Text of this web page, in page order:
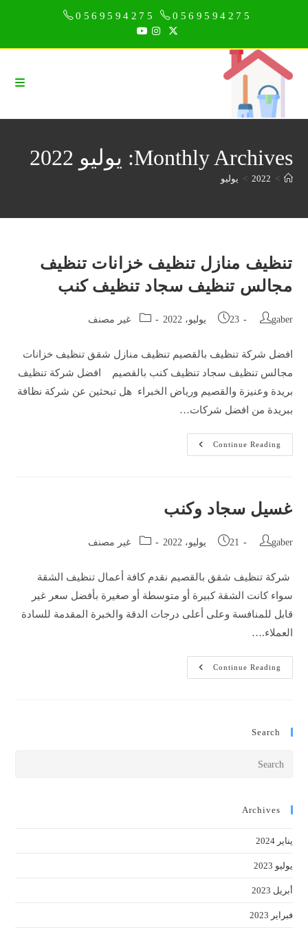
0569594275 0569594275
Monthly Archives: يوليو 2022
>
2022
> يوليو
تنظيف منازل تنظيف خزانات تنظيف
مجالس تنظيف سجاد تنظيف كنب
Post
gaber
Post
23 يوليو، 2022
Post
غير مصنف
افضل شركة تنظيف بالقصيم تنظيف منازل شقق تنظيف خزانات
مجالس تنظيف سجاد تنظيف كنب بالقصيم افضل شركة تنظيف
بريدة وعنيزة والقصيم ورياض الخبراء هل تبحثين عن شركة نظافة
ببريدة من افضل شركات…
Continue Readingتنظيف
منازل
تنظيف
سجاد
تنظيف
غسيل سجاد وكنب
Post
gaber
Post
21 يوليو، 2022
Post
غير مصنف
شركة تنظيف شقق بالقصيم نقدم كافة أعمال تنظيف الشقة
سواء كانت الشقة كبيرة أو متوسطة أو صغيرة بأفضل سعر غير
قابل للمنافسة وعلى أعلى درجات الدقة والخبرة المقدمة للسادة
العملاء.…
Continue Readingغسيل
سجاد
Search
Archives
يناير 2024
يوليو 2023
أبريل 2023
فبراير 2023